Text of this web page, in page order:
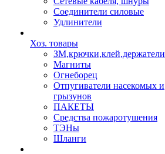
Соединители силовые
Удлинители
Хоз. товары
ЗМ,крючки,клей,держатели
Магниты
Огнеборец
Отпугиватели насекомых и
грызунов
ПАКЕТЫ
Средства пожаротушения
ТЭНы
Шланги